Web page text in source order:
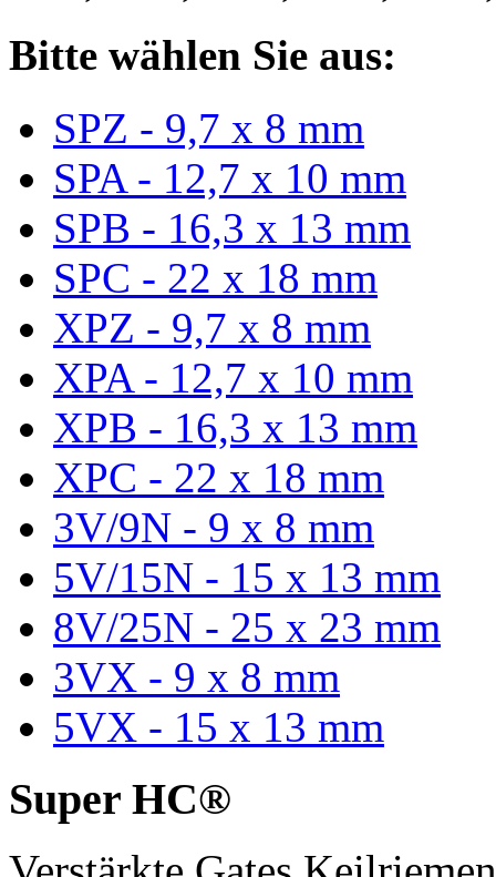
Bitte wählen Sie aus:
SPZ - 9,7 x 8 mm
SPA - 12,7 x 10 mm
SPB - 16,3 x 13 mm
SPC - 22 x 18 mm
XPZ - 9,7 x 8 mm
XPA - 12,7 x 10 mm
XPB - 16,3 x 13 mm
XPC - 22 x 18 mm
3V/9N - 9 x 8 mm
5V/15N - 15 x 13 mm
8V/25N - 25 x 23 mm
3VX - 9 x 8 mm
5VX - 15 x 13 mm
Super HC®